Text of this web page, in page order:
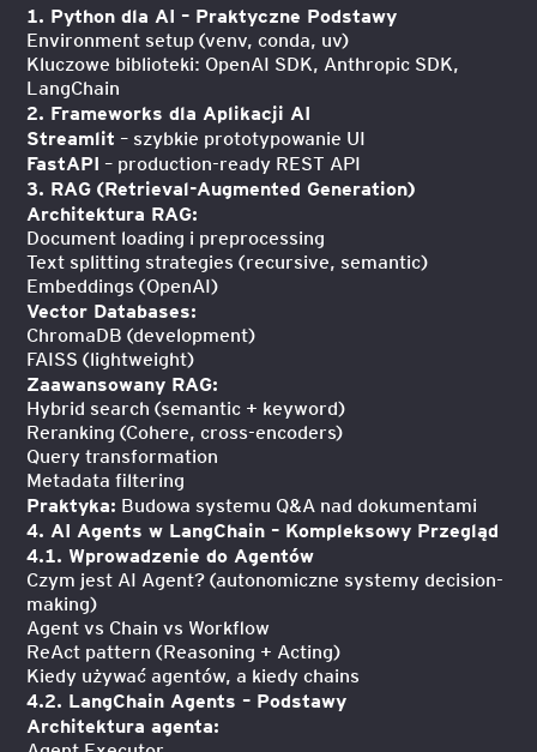
1. Python dla AI – Praktyczne Podstawy
Environment setup (venv, conda, uv)
Kluczowe biblioteki: OpenAI SDK, Anthropic SDK,
LangChain
2. Frameworks dla Aplikacji AI
Streamlit – szybkie prototypowanie UI
FastAPI – production-ready REST API
3. RAG (Retrieval-Augmented Generation)
Architektura RAG:
Document loading i preprocessing
Text splitting strategies (recursive, semantic)
Embeddings (OpenAI)
Vector Databases:
ChromaDB (development)
FAISS (lightweight)
Zaawansowany RAG:
Hybrid search (semantic + keyword)
Reranking (Cohere, cross-encoders)
Query transformation
Metadata filtering
Praktyka: Budowa systemu Q&A nad dokumentami
4. AI Agents w LangChain – Kompleksowy Przegląd
4.1. Wprowadzenie do Agentów
Czym jest AI Agent? (autonomiczne systemy decision-
making)
Agent vs Chain vs Workflow
ReAct pattern (Reasoning + Acting)
Kiedy używać agentów, a kiedy chains
4.2. LangChain Agents – Podstawy
Architektura agenta: